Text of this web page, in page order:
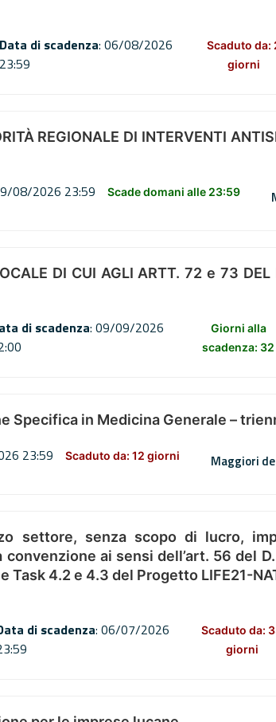
Data di scadenza: 06/08/2026
23:59
Scaduto da:
giorni
REGIONALE DI INTERVENTI
08/2026 23:59 Scade domani alle 23:59
DI CUI AGLI ARTT. 72 e 73
di scadenza: 09/09/2026
Giorni alla
scadenza: 32
Specifica in Medicina Generale –
23:59 Scaduto da: 12 giorni Maggiori
settore, senza scopo di lucro,
ai sensi dell’art. 56 del D.
4.2 e 4.3 del Progetto LIFE21-
di scadenza: 06/07/2026
Scaduto da:
giorni